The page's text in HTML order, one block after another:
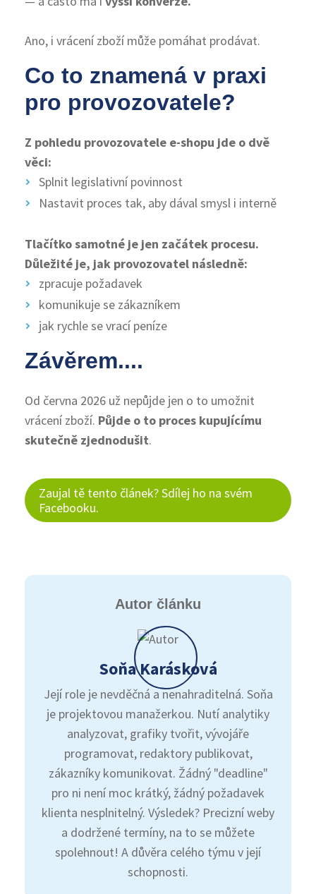
Ano, i vrácení zboží může pomáhat prodávat.
Co to znamená v praxi
pro provozovatele?
Z pohledu provozovatele e-shopu jde o dvě
věci:
Splnit legislativní povinnost
Nastavit proces tak, aby dával smysl i interně
Tlačítko samotné je jen začátek procesu.
Důležité je, jak provozovatel následně:
zpracuje požadavek
komunikuje se zákazníkem
jak rychle se vrací peníze
Závěrem....
Od června 2026 už nepůjde jen o to umožnit
vrácení zboží. Půjde o to proces kupujícímu
skutečně zjednodušit.
Zaujal tě tento článek? Sdílej ho na svém
Facebooku.
Autor článku
Soňa Karásková
Její role je nevděčná a nenahraditelná. Soňa
je projektovou manažerkou. Nutí analytiky
analyzovat, grafiky tvořit, vývojáře
programovat, redaktory publikovat,
zákazníky komunikovat. Žádný "deadline"
pro ni není moc krátký, žádný požadavek
klienta nesplnitelný. Výsledek? Precizní weby
a dodržené termíny, na to se můžete
spolehnout! A důvěra celého týmu v její
schopnosti.